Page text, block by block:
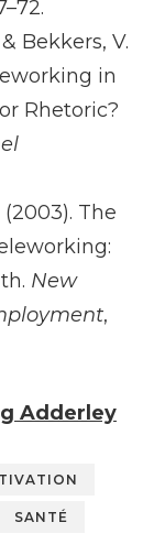
Bekkers, V.
in
Rhetoric?
The
New
,
Adderley
SANTÉ